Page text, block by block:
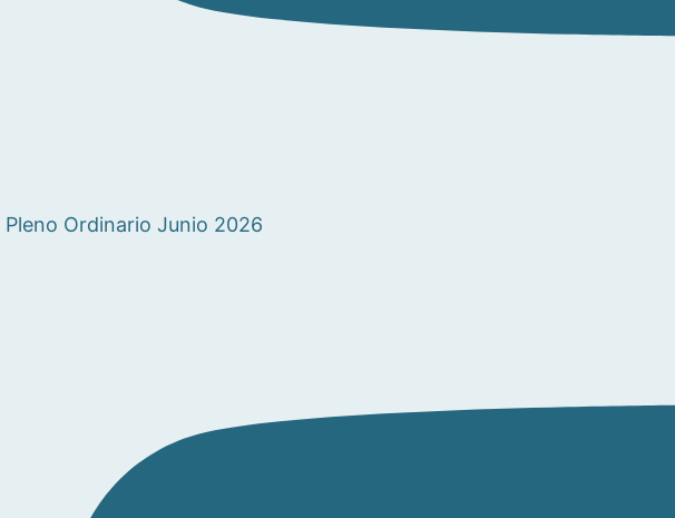
Pleno Ordinario Junio 2026